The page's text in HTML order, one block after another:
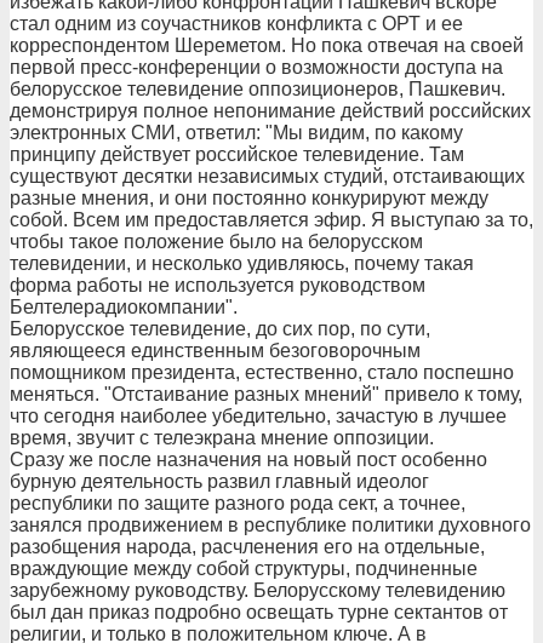
стал одним из соучастников конфликта с ОРТ и ее
корреспондентом Шереметом. Но пока отвечая на своей
первой пресс-конференции о возможности доступа на
белорусское телевидение оппозиционеров, Пашкевич.
демонстрируя полное непонимание действий российских
электронных СМИ, ответил: "Мы видим, по какому
принципу действует российское телевидение. Там
существуют десятки независимых студий, отстаивающих
разные мнения, и они постоянно конкурируют между
собой. Всем им предоставляется эфир. Я выступаю за то,
чтобы такое положение было на белорусском
телевидении, и несколько удивляюсь, почему такая
форма работы не используется руководством
Белтелерадиокомпании".
Белорусское телевидение, до сих пор, по сути,
являющееся единственным безоговорочным
помощником президента, естественно, стало поспешно
меняться. "Отстаивание разных мнений" привело к тому,
что сегодня наиболее убедительно, зачастую в лучшее
время, звучит с телеэкрана мнение оппозиции.
Сразу же после назначения на новый пост особенно
бурную деятельность развил главный идеолог
республики по защите разного рода сект, а точнее,
занялся продвижением в республике политики духовного
разобщения народа, расчленения его на отдельные,
враждующие между собой структуры, подчиненные
зарубежному руководству. Белорусскому телевидению
был дан приказ подробно освещать турне сектантов от
религии, и только в положительном ключе. А в